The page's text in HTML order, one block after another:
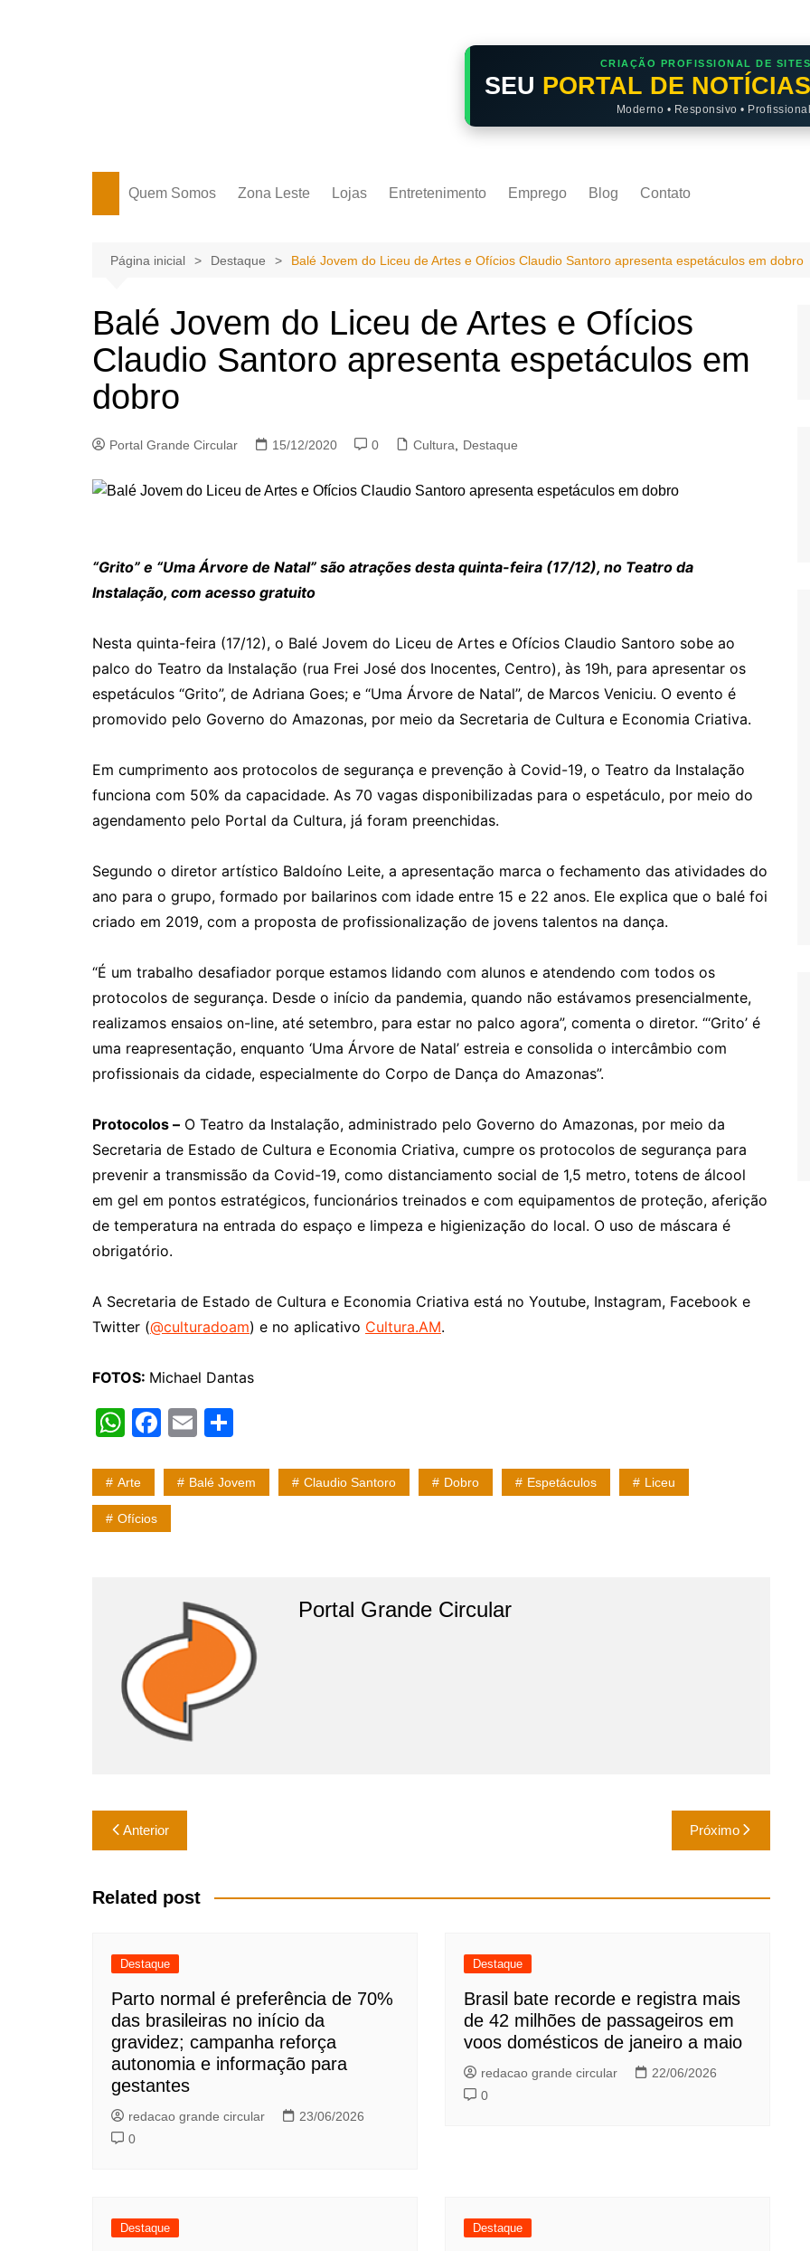
CRIAÇÃO PROFISSIONAL DE SITES
SEU PORTAL DE NOTÍCIAS
Moderno • Responsivo • Profissional
Quem Somos Zona Leste Lojas Entretenimento Emprego Blog Contato
Página inicial Destaque Balé Jovem do Liceu de Artes e Ofícios Claudio Santoro apresenta espetáculos em dobro
Balé Jovem do Liceu de Artes e Ofícios
Claudio Santoro apresenta espetáculos em
dobro
Portal Grande Circular 15/12/2020 0 Cultura Destaque
“Grito” e “Uma Árvore de Natal” são atrações desta quinta-feira (17/12), no Teatro da
Instalação, com acesso gratuito
Nesta quinta-feira (17/12), o Balé Jovem do Liceu de Artes e Ofícios Claudio Santoro sobe ao
palco do Teatro da Instalação (rua Frei José dos Inocentes, Centro), às 19h, para apresentar os
espetáculos “Grito”, de Adriana Goes; e “Uma Árvore de Natal”, de Marcos Veniciu. O evento é
promovido pelo Governo do Amazonas, por meio da Secretaria de Cultura e Economia Criativa.
Em cumprimento aos protocolos de segurança e prevenção à Covid-19, o Teatro da Instalação
funciona com 50% da capacidade. As 70 vagas disponibilizadas para o espetáculo, por meio do
agendamento pelo Portal da Cultura, já foram preenchidas.
Segundo o diretor artístico Baldoíno Leite, a apresentação marca o fechamento das atividades do
ano para o grupo, formado por bailarinos com idade entre 15 e 22 anos. Ele explica que o balé foi
criado em 2019, com a proposta de profissionalização de jovens talentos na dança.
“É um trabalho desafiador porque estamos lidando com alunos e atendendo com todos os
protocolos de segurança. Desde o início da pandemia, quando não estávamos presencialmente,
realizamos ensaios on-line, até setembro, para estar no palco agora”, comenta o diretor. “‘Grito’ é
uma reapresentação, enquanto ‘Uma Árvore de Natal’ estreia e consolida o intercâmbio com
profissionais da cidade, especialmente do Corpo de Dança do Amazonas”.
Protocolos – O Teatro da Instalação, administrado pelo Governo do Amazonas, por meio da
Secretaria de Estado de Cultura e Economia Criativa, cumpre os protocolos de segurança para
prevenir a transmissão da Covid-19, como distanciamento social de 1,5 metro, totens de álcool
em gel em pontos estratégicos, funcionários treinados e com equipamentos de proteção, aferição
de temperatura na entrada do espaço e limpeza e higienização do local. O uso de máscara é
obrigatório.
A Secretaria de Estado de Cultura e Economia Criativa está no Youtube, Instagram, Facebook e
Twitter (@culturadoam) e no aplicativo Cultura.AM.
FOTOS: Michael Dantas
W
at
s
A
F
c
e
b
k
E
ai ar
Arte Balé Jovem Claudio Santoro Dobro Espetáculos Liceu
Ofícios
Portal Grande Circular
Navegação
de
Post
Anterior Próximo
Related post
Destaque
Parto normal é preferência de 70%
das brasileiras no início da
gravidez; campanha reforça
autonomia e informação para
gestantes
redacao grande circular
23/06/2026
0
Destaque
Brasil bate recorde e registra mais
de 42 milhões de passageiros em
voos domésticos de janeiro a maio
redacao grande circular
22/06/2026
0
Destaque Destaque